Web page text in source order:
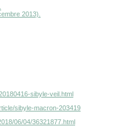
2013).
sibyle-veil.html
sibyle-macron-203419
06/04/36321877.html